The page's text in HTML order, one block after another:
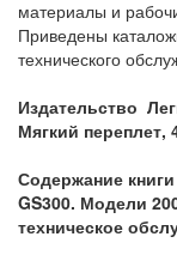
материалы и
Приведены
технического
Издательство
Мягкий переплет,
Содержание
GS300. Модели
техническое